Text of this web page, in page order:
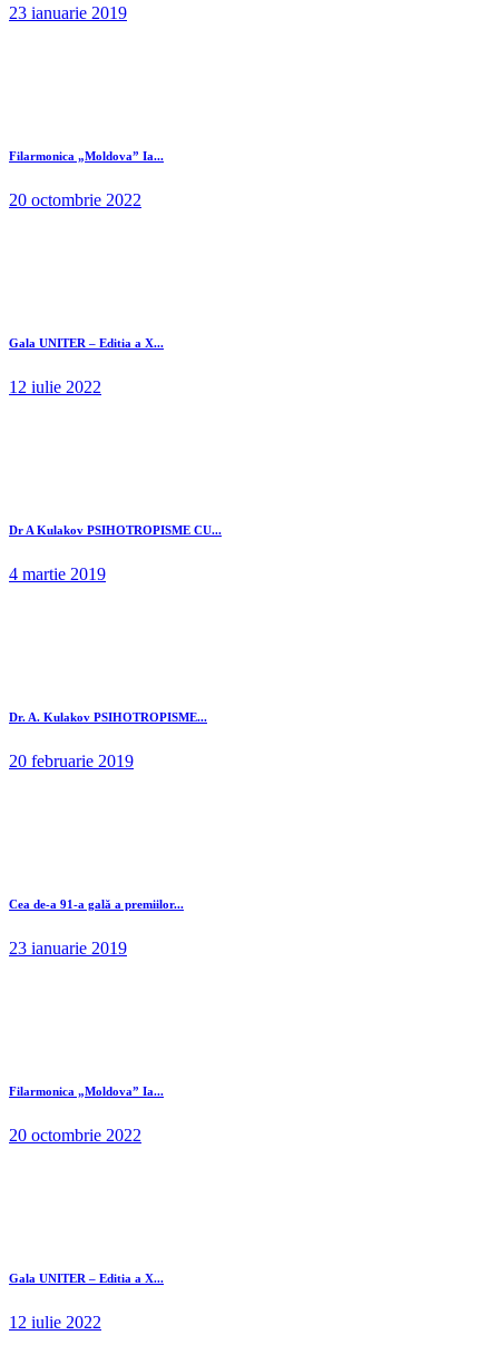
23 ianuarie 2019
Filarmonica „Moldova” Ia...
20 octombrie 2022
Gala UNITER – Editia a X...
12 iulie 2022
Dr A Kulakov PSIHOTROPISME CU...
4 martie 2019
Dr. A. Kulakov PSIHOTROPISME...
20 februarie 2019
Cea de-a 91-a gală a premiilor...
23 ianuarie 2019
Filarmonica „Moldova” Ia...
20 octombrie 2022
Gala UNITER – Editia a X...
12 iulie 2022